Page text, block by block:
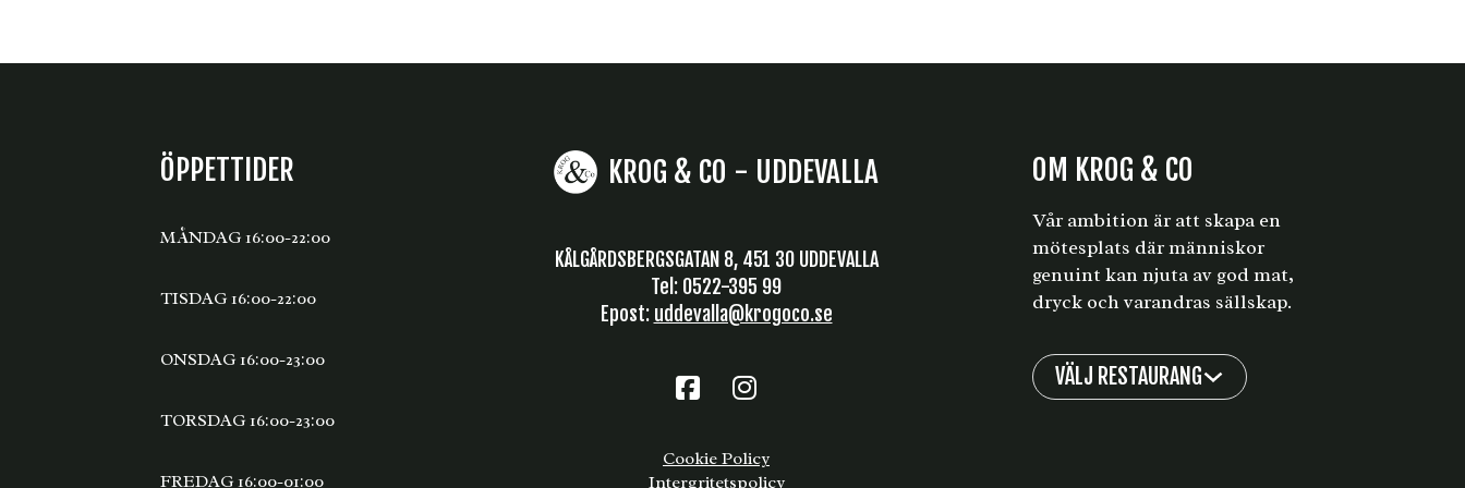
ÖPPETTIDER
MÅNDAG 16:00-22:00
TISDAG 16:00-22:00
ONSDAG 16:00-23:00
TORSDAG 16:00-23:00
FREDAG 16:00-01:00
KROG & CO - UDDEVALLA
KÅLGÅRDSBERGSGATAN 8, 451 30 UDDEVALLA
Tel: 0522-395 99
Epost: uddevalla@krogoco.se
Cookie Policy
Intergritetspolicy
OM KROG & CO
Vår ambition är att skapa en
mötesplats där människor
genuint kan njuta av god mat,
dryck och varandras sällskap.
VÄLJ RESTAURANG